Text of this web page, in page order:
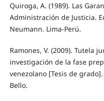
Quiroga, A. (1989). Las
Administración de Justicia.
Neumann. Lima-Perú.
Ramones, V. (2009). Tutela
investigación de la fase
venezolano [Tesis de
Bello.